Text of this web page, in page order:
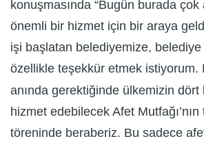
konuşmasında “Bugün burada çok
önemli bir hizmet için bir araya
işi başlatan belediyemize, belediye
özellikle teşekkür etmek istiyorum.
anında gerektiğinde ülkemizin dört
hizmet edebilecek Afet
töreninde beraberiz. Bu sadece